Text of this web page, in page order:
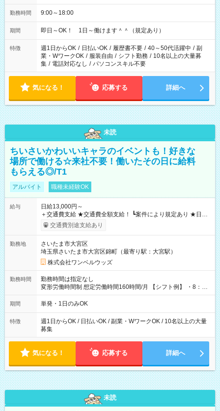
勤務時間 9:00～18:00
期間 即日～OK！ 1日～働けます＾＾（規定あり）
特徴 週1日からOK / 日払いOK / 履歴書不要 / 40～50代活躍中 / 副
業・WワークOK / 服装自由 / シフト勤務 / 10名以上の大量募
集 / 電話対応なし / パソコンスキル不要
気になる！ 応募する 詳細へ
未読
ちいさいかわいいキャラのイベントも！好きな
場所で働ける☆来社不要！働いたその日に給料
もらえる◎/T1
アルバイト 職種未経験OK
給与
日給13,000円～
＋交通費支給 ★交通費全額支給！ ┗案件により規定あり ★日払
いOK！（規定あり） ┗働いたその日に現金GET♪ お仕事後はコ
ンビニATMから 日払い分を引き落とせます！ 【試用期間】試
交通費別途支給あり
勤務地
さいたま市大宮区
埼玉県さいたま市大宮区錦町（最寄り駅：大宮駅）
株式会社ワンベルウッズ
勤務時間
勤務時間は指定なし
変形労働時間制 想定労働時間160時間/月 【シフト例】 ・8：00
～21：00
期間 単発・1日のみOK
特徴
週1日からOK / 日払いOK / 副業・WワークOK / 10名以上の大量
募集
気になる！ 応募する 詳細へ
未読